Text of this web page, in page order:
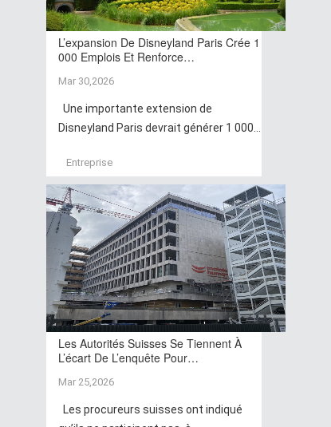
L’expansion De Disneyland Paris Crée 1
000 Emplois Et Renforce…
Mar 30,2026
Une importante extension de
Disneyland Paris devrait générer 1 000...
Entreprise
Les Autorités Suisses Se Tiennent À
L’écart De L’enquête Pour…
Mar 25,2026
Les procureurs suisses ont indiqué